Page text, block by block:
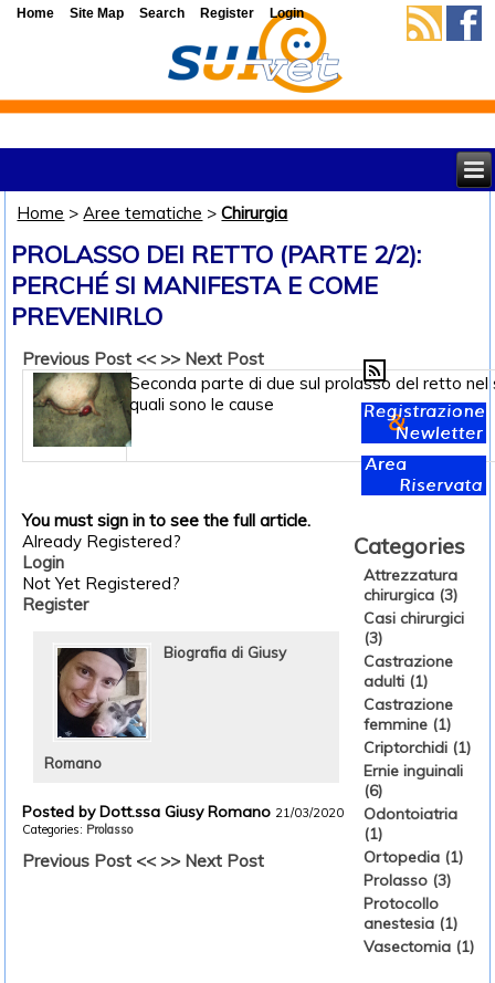
Home >Aree tematiche >Chirurgia
PROLASSO DEI RETTO (PARTE 2/2):
PERCHÉ SI MANIFESTA E COME
PREVENIRLO
Previous Post << >> Next Post
Seconda parte di due sul prolasso del retto nel
quali sono le cause
You must sign in to see the full article.
Already Registered?
Login
Not Yet Registered?
Register
Biografia di Giusy
Romano
Posted by Dott.ssa Giusy Romano 21/03/2020
Categories: Prolasso
Previous Post << >> Next Post
Categories
Attrezzatura
chirurgica (3)
Casi chirurgici
(3)
Castrazione
adulti (1)
Castrazione
femmine (1)
Criptorchidi (1)
Ernie inguinali
(6)
Odontoiatria
(1)
Ortopedia (1)
Prolasso (3)
Protocollo
anestesia (1)
Vasectomia (1)
Home Site Map Search Register Login